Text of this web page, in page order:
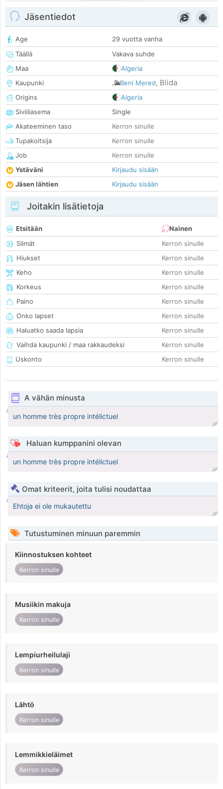
Jäsentiedot
Age
29 vuotta vanha
Täällä
Vakava suhde
Maa
Algeria
Kaupunki
Beni Mered, Blida
Origins
Algeria
Siviiliasema
Single
Akateeminen taso
Kerron sinulle
Tupakoitsija
Kerron sinulle
Job
Kerron sinulle
Ystäväni
Kirjaudu sisään
Jäsen lähtien
Kirjaudu sisään
Joitakin lisätietoja
Etsitään
Nainen
Silmät
Kerron sinulle
Hiukset
Kerron sinulle
Keho
Kerron sinulle
Korkeus
Kerron sinulle
Paino
Kerron sinulle
Onko lapset
Kerron sinulle
Haluatko saada lapsia
Kerron sinulle
Vaihda kaupunki / maa rakkaudeksi
Kerron sinulle
Uskonto
Kerron sinulle
A vähän minusta
un homme très propre intélictuel
Haluan kumppanini olevan
un homme très propre intélictuel
Omat kriteerit, joita tulisi noudattaa
Ehtoja ei ole mukautettu
Tutustuminen minuun paremmin
Kiinnostuksen kohteet
Kerron sinulle
Musiikin makuja
Kerron sinulle
Lempiurheilulaji
Kerron sinulle
Lähtö
Kerron sinulle
Lemmikkieläimet
Kerron sinulle